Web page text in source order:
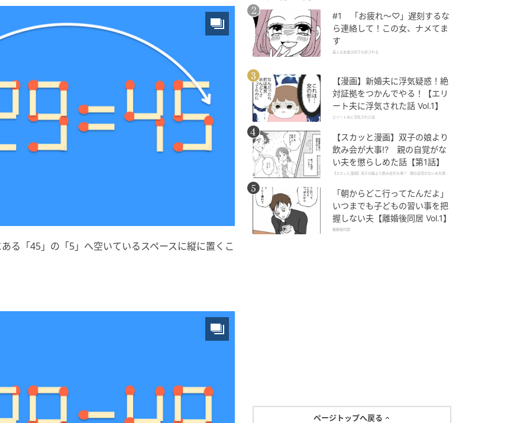
る「45」の「5」へ空いているスペースに縦に置くこ
#1 「お疲れ〜♡」遅刻するな
ら連絡して！この女、ナメてま
す
美人な友達は何でも許される
【漫画】新婚夫に浮気疑惑！絶
対証拠をつかんでやる！【エリ
ート夫に浮気された話 Vol.1】
エリート夫に浮気された話
【スカッと漫画】双子の娘より
飲み会が大事!? 親の自覚がな
い夫を懲らしめた話【第1話】
【スカッと漫画】双子の娘より飲み会が大事!? 親の自覚がない夫を懲ら
「朝からどこ行ってたんだよ」
いつまでも子どもの習い事を把
握しない夫【離婚後同居 Vol.1】
離婚後同居
ページトップへ戻る